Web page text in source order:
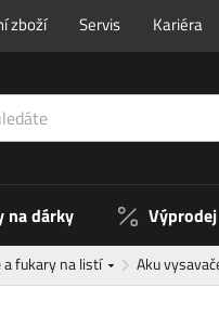
zboží Servis Kariéra
na dárky Výprodej
a fukary na listí Aku